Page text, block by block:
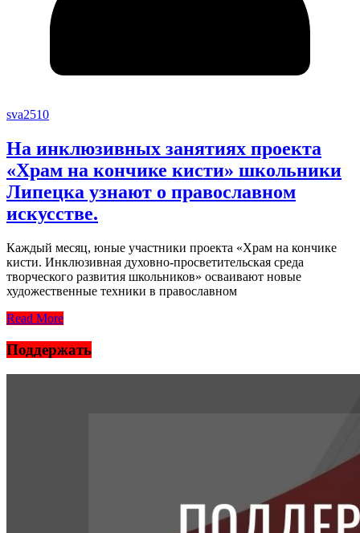
sva2510
На инклюзивных занятиях проекта
«Храм на кончике кисти» школьники
Липецка узнают о православном
искусстве.
Каждый месяц, юные участники проекта «Храм на кончике
кисти. Инклюзивная духовно-просветительская среда
творческого развития школьников» осваивают новые
художественные техники в православном
Read More
Поддержать